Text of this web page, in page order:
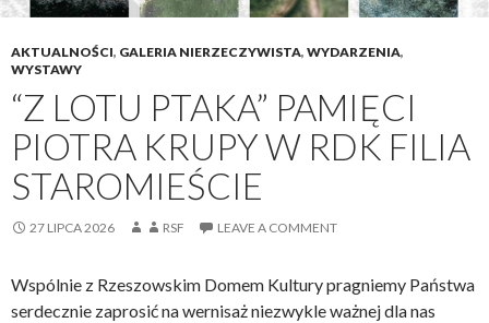
AKTUALNOŚCI, GALERIA NIERZECZYWISTA, WYDARZENIA,
WYSTAWY
“Z LOTU PTAKA” PAMIĘCI
PIOTRA KRUPY W RDK FILIA
STAROMIEŚCIE
27 LIPCA 2026 RSF LEAVE A COMMENT
Wspólnie z Rzeszowskim Domem Kultury pragniemy Państwa
serdecznie zaprosić na wernisaż niezwykle ważnej dla nas